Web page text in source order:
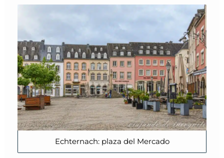
Echternach: plaza del Mercado